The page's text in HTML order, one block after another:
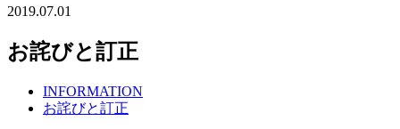
2019.07.01
お詫びと訂正
INFORMATION
お詫びと訂正